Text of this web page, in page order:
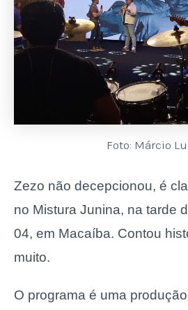
Foto: Márcio
Zezo não decepcionou, é
no Mistura Junina, na tarde
04, em Macaíba. Contou
muito.
O programa é uma